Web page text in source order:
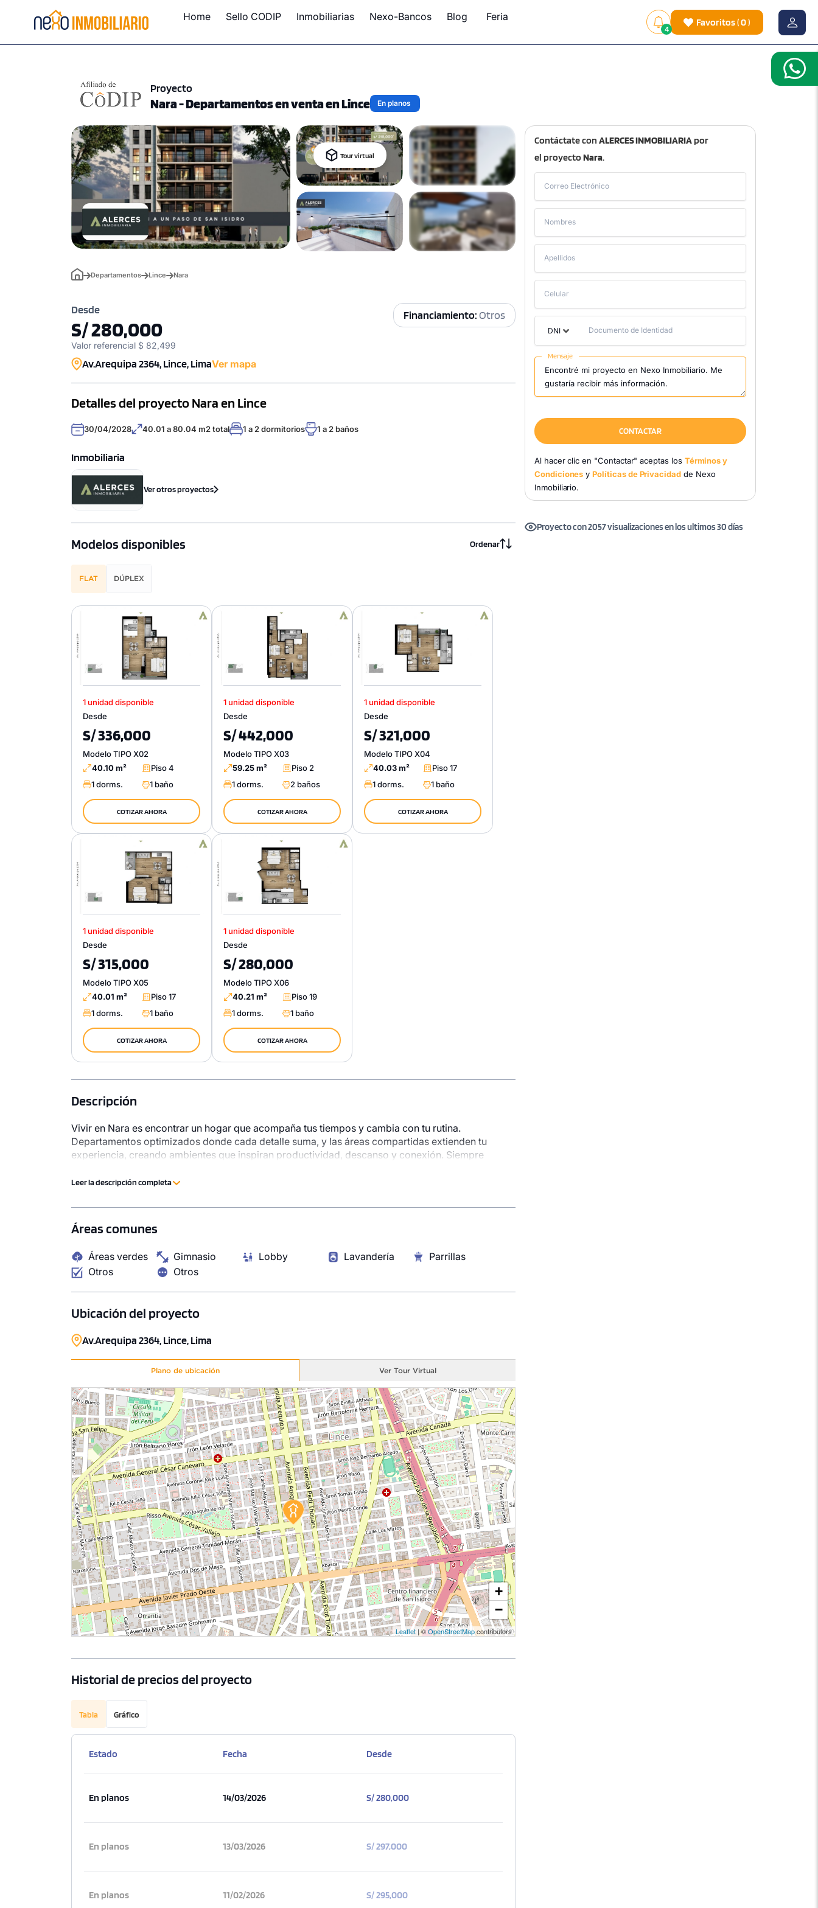
Home Sello CODIP Inmobiliarias Nexo-Bancos Blog Feria
4
Favoritos(0)
Proyecto
Nara - Departamentos en venta en Lince En planos
Contáctate con ALERCES INMOBILIARIApor
el proyecto Nara.
Correo Electrónico
Nombres
Apellidos
Celular
DNI Documento de Identidad
Mensaje
CONTACTAR
Al hacer clic en "Contactar" aceptas los Términos y
Condiciones yPolíticas de Privacidadde Nexo
Inmobiliario.
Proyecto con 2057 visualizaciones en los ultimos 30 días
Tour virtual
Departamentos Lince Nara
Financiamiento:Otros
Desde
S/ 280,000
Valor referencial $ 82,499
Av.Arequipa 2364, Lince, LimaVer mapa
Detalles del proyecto Nara en Lince
30/04/2028 40.01 a 80.04 m2 total 1 a 2 dormitorios 1 a 2 baños
Inmobiliaria
Ver otros proyectos
Modelos disponibles Ordenar
FLAT DÚPLEX
1 unidad disponible
Desde
S/ 336,000
Modelo TIPO X02
40.10 m²
Piso 4
1 dorms.
1 baño
COTIZAR AHORA
1 unidad disponible
Desde
S/ 442,000
Modelo TIPO X03
59.25 m²
Piso 2
1 dorms.
2 baños
COTIZAR AHORA
1 unidad disponible
Desde
S/ 321,000
Modelo TIPO X04
40.03 m²
Piso 17
1 dorms.
1 baño
COTIZAR AHORA
1 unidad disponible
Desde
S/ 315,000
Modelo TIPO X05
40.01 m²
Piso 17
1 dorms.
1 baño
COTIZAR AHORA
1 unidad disponible
Desde
S/ 280,000
Modelo TIPO X06
40.21 m²
Piso 19
1 dorms.
1 baño
COTIZAR AHORA
1 unidad disponible
S/ 583,000
80.04 m²
Piso 22
COTIZAR AHORA
1 unidad disponible
Descripción
Vivir en Nara es encontrar un hogar que acompaña tus tiempos y cambia con tu rutina.
Departamentos optimizados donde cada detalle suma, y las áreas compartidas extienden tu
experiencia, creando ambientes que inspiran productividad, descanso y conexión. Siempre
Leer la descripción completa
Áreas comunes
Áreas verdes Gimnasio Lobby Lavandería
Parrillas
Otros
Otros
Ubicación del proyecto
Av.Arequipa 2364, Lince, Lima
Plano de ubicación Ver Tour Virtual
+
−
Leaflet | ©OpenStreetMapcontributors
Historial de precios del proyecto
Tabla Gráfico
Estado Fecha Desde
En planos 14/03/2026 S/ 280,000
En planos 13/03/2026 S/ 297,000
En planos 11/02/2026 S/ 295,000